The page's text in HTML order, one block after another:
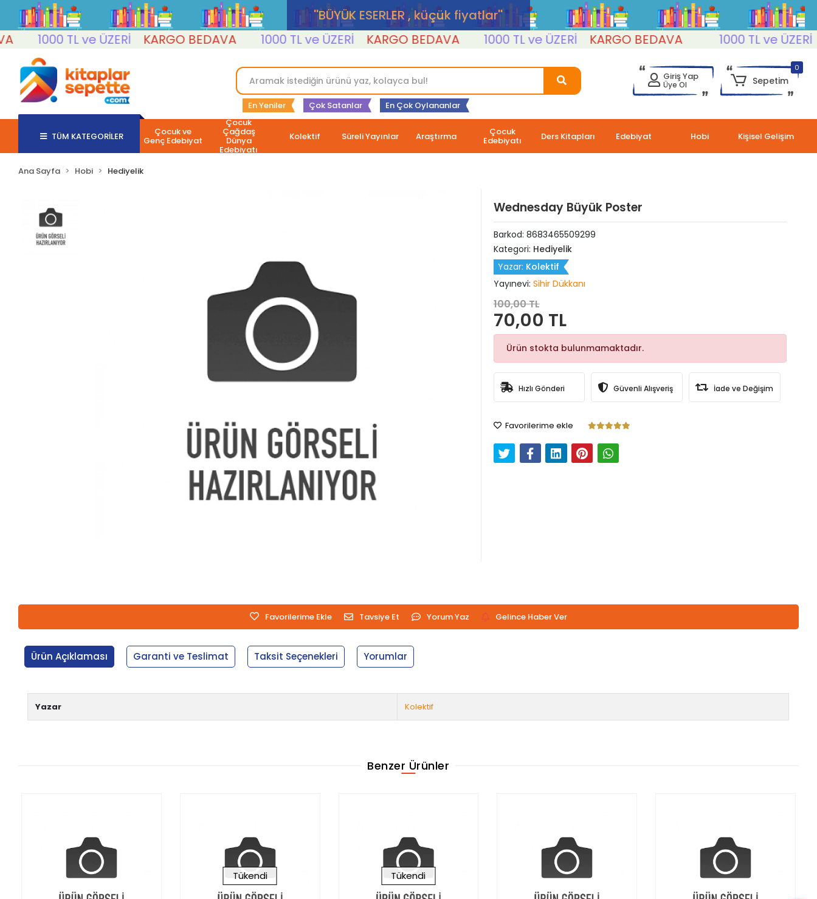
''BÜYÜK ESERLER , küçük fiyatlar''
1000 TL ve ÜZERİ
KARGO BEDAVA 1000 TL ve ÜZERİ KARGO BEDAVA 1000 TL ve ÜZERİ KARGO BEDAVA 1000 TL ve ÜZERİ
En Yeniler Çok Satanlar En Çok Oylananlar
Giriş Yap
Üye Ol
0
Sepetim
TÜM KATEGORİLER Çocuk ve
Genç Edebiyat
Çocuk
Çağdaş
Dünya
Edebiyatı
Kolektif Süreli Yayınlar Araştırma Çocuk
Edebiyatı Ders Kitapları Edebiyat Hobi Kişisel Gelişim
Ana Sayfa Hobi Hediyelik
Wednesday Büyük Poster
Barkod: 8683465509299
Kategori: Hediyelik
Yazar: Kolektif
Yayınevi: Sihir Dükkanı
100,00 TL
70,00 TL
Ürün stokta bulunmamaktadır.
Hızlı Gönderi Güvenli Alışveriş İade ve Değişim
Favorilerime ekle
Favorilerime Ekle Tavsiye Et Yorum Yaz Gelince Haber Ver
Ürün Açıklaması Garanti ve Teslimat Taksit Seçenekleri Yorumlar
Yazar Kolektif
Benzer Ürünler
Tükendi Tükendi